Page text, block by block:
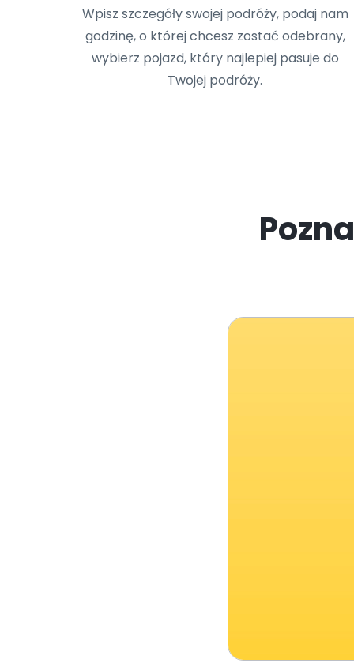
Wpisz szczegóły swojej podróży, podaj nam
godzinę, o której chcesz zostać odebrany,
wybierz pojazd, który najlepiej pasuje do
Twojej podróży.